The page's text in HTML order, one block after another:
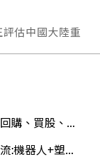
，藉此掌握
是輝達目前規模
估中國大陸重
速成長。
購、買股、...
:機器人+塑...